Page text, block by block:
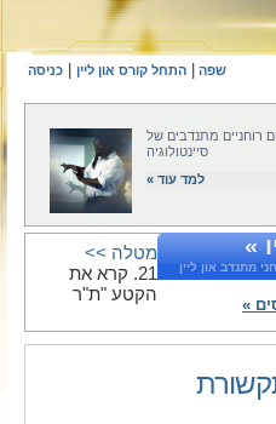
שפה התחל קורס און ליין כניסה
רוחניים מתנדבים של
סיינטולוגיה
למד עוד »
»
מתנדב און ליין
»
מטלה >>
21. קרא את
הקטע "ת"ר